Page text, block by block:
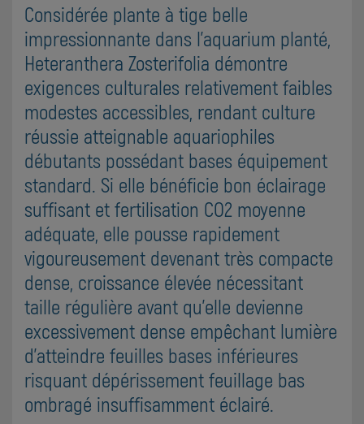
Considérée plante à tige belle
impressionnante dans l'aquarium planté,
Heteranthera Zosterifolia démontre
exigences culturales relativement faibles
modestes accessibles, rendant culture
réussie atteignable aquariophiles
débutants possédant bases équipement
standard. Si elle bénéficie bon éclairage
suffisant et fertilisation CO2 moyenne
adéquate, elle pousse rapidement
vigoureusement devenant très compacte
dense, croissance élevée nécessitant
taille régulière avant qu'elle devienne
excessivement dense empêchant lumière
d'atteindre feuilles bases inférieures
risquant dépérissement feuillage bas
ombragé insuffisamment éclairé.